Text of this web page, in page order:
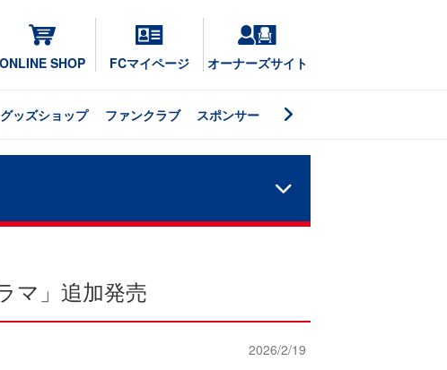
ONLINE SHOP FCマイページ オーナーズサイト
グッズショップ ファンクラブ スポンサー
マ」追加発売
2026/2/19